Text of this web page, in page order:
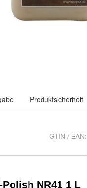
Produktsicherheit
GTIN / EAN: